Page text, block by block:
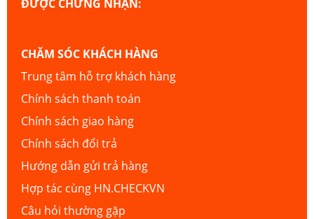
ĐƯỢC CHỨNG NHẬN:
CHĂM SÓC KHÁCH HÀNG
Trung tâm hỗ trợ khách hàng
Chính sách thanh toán
Chính sách giao hàng
Chính sách đổi trả
Hướng dẫn gửi trả hàng
Hợp tác cùng HN.CHECKVN
Câu hỏi thường gặp